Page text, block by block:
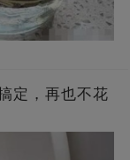
定，再也不花